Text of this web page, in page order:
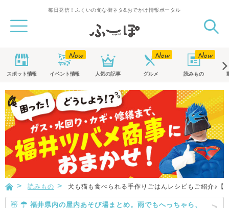
毎日発信！ふくいの旬な街ネタ&おでかけ情報ポータル
スポット情報 イベント情報 人気の記事 グルメ 読みもの
読みもの 犬も猫も食べられる手作りごはんレシピもご紹介♪【
☃ ☂ 福井県内の屋内あそび場まとめ。雨でもへっちゃら、